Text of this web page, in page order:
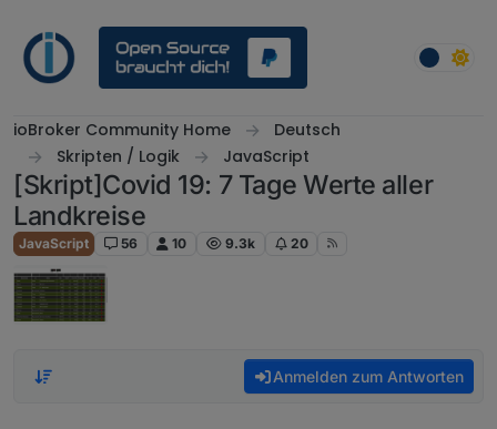
ioBroker Community Home
Deutsch
Skripten / Logik
JavaScript
[Skript]Covid 19: 7 Tage Werte aller
Landkreise
JavaScript 56 10 9.3k 20
Anmelden zum Antworten